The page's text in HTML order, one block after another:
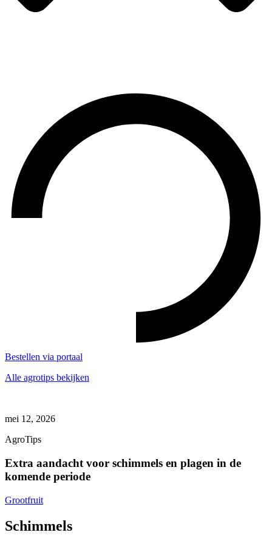
Bestellen via portaal
Alle agrotips bekijken
mei 12, 2026
AgroTips
Extra aandacht voor schimmels en plagen in de
komende periode
Grootfruit
Schimmels